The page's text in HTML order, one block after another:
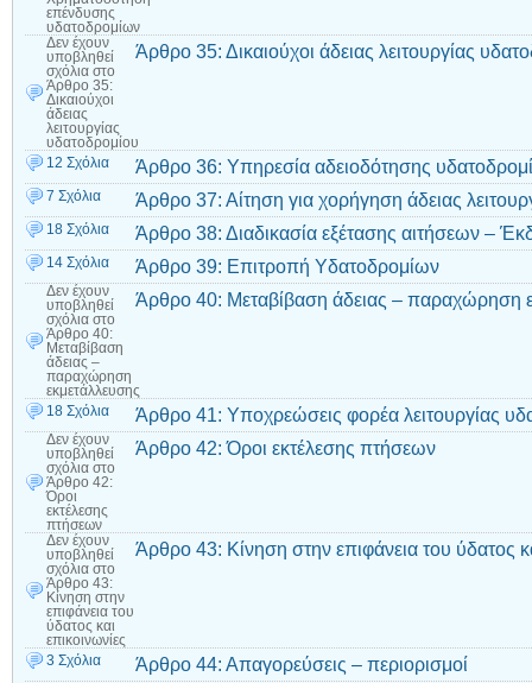
επένδυσης
υδατοδρομίων
Δεν έχουν
υποβληθεί
σχόλια στο
Άρθρο 35:
Δικαιούχοι
άδειας
λειτουργίας
υδατοδρομίου
Άρθρο 35: Δικαιούχοι άδειας λειτουργίας
12 Σχόλια Άρθρο 36: Υπηρεσία αδειοδότησης
7 Σχόλια Άρθρο 37: Αίτηση για χορήγηση άδειας
18 Σχόλια Άρθρο 38: Διαδικασία εξέτασης αιτήσεων –
14 Σχόλια Άρθρο 39: Επιτροπή Υδατοδρομίων
Δεν έχουν
υποβληθεί
σχόλια στο
Άρθρο 40:
Μεταβίβαση
άδειας –
παραχώρηση
εκμετάλλευσης
Άρθρο 40: Μεταβίβαση άδειας – παραχώρηση
18 Σχόλια Άρθρο 41: Υποχρεώσεις φορέα λειτουργίας
Δεν έχουν
υποβληθεί
σχόλια στο
Άρθρο 42:
Όροι
εκτέλεσης
πτήσεων
Άρθρο 42: Όροι εκτέλεσης πτήσεων
Δεν έχουν
υποβληθεί
σχόλια στο
Άρθρο 43:
Κίνηση στην
επιφάνεια του
ύδατος και
επικοινωνίες
Άρθρο 43: Κίνηση στην επιφάνεια του ύδατος
3 Σχόλια Άρθρο 44: Απαγορεύσεις – περιορισμοί